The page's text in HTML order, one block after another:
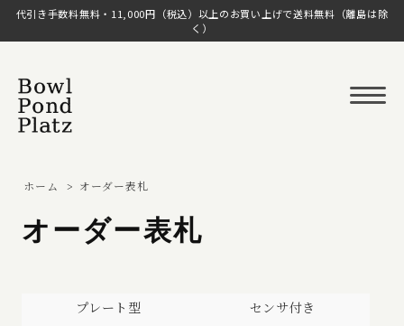
代引き手数料無料・11,000円（税込）以上のお買い上げで送料無料（離島は除
く）
ホーム > オーダー表札
オーダー表札
プレート型
センサ付き